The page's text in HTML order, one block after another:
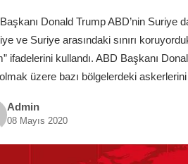
Donald Trump ABD’nin Suriye
ve Suriye arasındaki sınırı
ifadelerini kullandı. ABD Başkanı
üzere bazı bölgelerdeki
Admin
08 Mayıs 2020